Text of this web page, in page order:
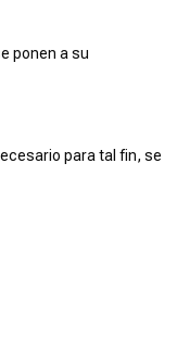
ponen a su
para tal fin, se